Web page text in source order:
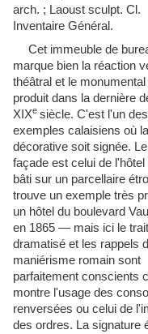
arch. ; Laoust sculpt. Cl.
Inventaire Général.
Cet immeuble de
marque bien la réaction
théâtral et le
produit dans la dernière
XIX siècle. C'est l'un
exemples calaisiens où
décorative soit signée.
façade est celui de l'hôtel
bâti sur un parcellaire
trouve un exemple très
un hôtel du boulevard
en 1865 — mais ici le
dramatisé et les rappels
maniérisme romain sont
parfaitement conscients
montre l'usage des
renversées ou celui de
des ordres. La signature